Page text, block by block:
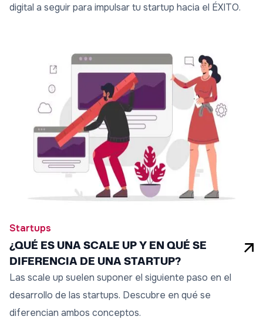
digital a seguir para impulsar tu startup hacia el ÉXITO.
Startups
¿QUÉ ES UNA SCALE UP Y EN QUÉ SE
DIFERENCIA DE UNA STARTUP?
Las scale up suelen suponer el siguiente paso en el
desarrollo de las startups. Descubre en qué se
diferencian ambos conceptos.